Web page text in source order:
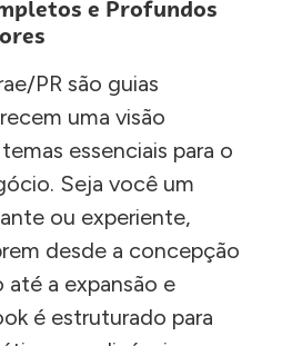
e Profundos
PR são guias
uma visão
essenciais para o
Seja você um
ou experiente,
desde a concepção
a expansão e
é estruturado para